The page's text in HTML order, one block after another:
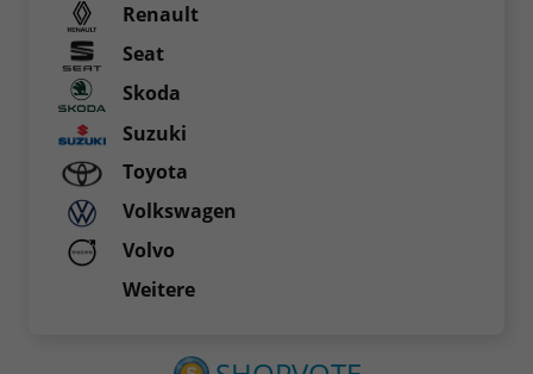
Renault
Seat
Skoda
Suzuki
Toyota
Volkswagen
Volvo
Weitere